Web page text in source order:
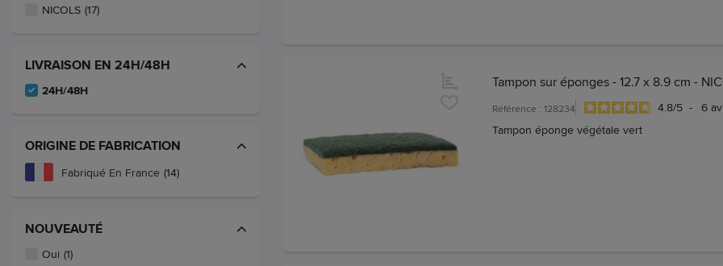
NICOLS (17)
LIVRAISON EN 24H/48H
24H/48H
ORIGINE DE FABRICATION
Fabriqué En France (14)
NOUVEAUTÉ
Oui (1)
Tampon sur éponges - 12.7 x 8.9 cm -
Référence : 128234 4.8/5 - 6
Tampon éponge végétale vert